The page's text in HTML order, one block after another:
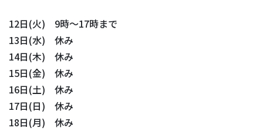
12日(火) 9時～17時まで
13日(水) 休み
14日(木) 休み
15日(金) 休み
16日(土) 休み
17日(日) 休み
18日(月) 休み